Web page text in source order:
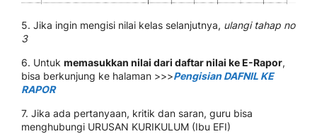
5. Jika ingin mengisi nilai kelas selanjutnya, ulangi tahap no
3
6. Untuk memasukkan nilai dari daftar nilai ke E-Rapor,
bisa berkunjung ke halaman >>>Pengisian DAFNIL KE
RAPOR
7. Jika ada pertanyaan, kritik dan saran, guru bisa
menghubungi URUSAN KURIKULUM (Ibu EFI)